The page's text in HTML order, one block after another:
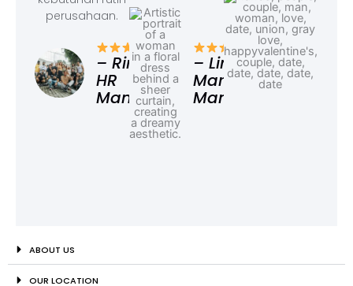
perusahaan.
– Rina,
HR
Manager
– Linda,
Marketing
Manager
ABOUT US
OUR LOCATION